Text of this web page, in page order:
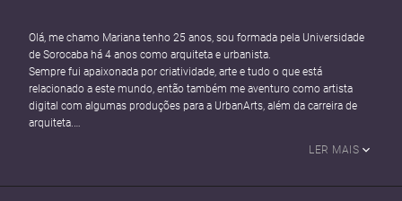
Olá, me chamo Mariana tenho 25 anos, sou formada pela Universidade
de Sorocaba há 4 anos como arquiteta e urbanista.
Sempre fui apaixonada por criatividade, arte e tudo o que está
relacionado a este mundo, então também me aventuro como artista
digital com algumas produções para a UrbanArts, além da carreira de
arquiteta.
LER MAIS